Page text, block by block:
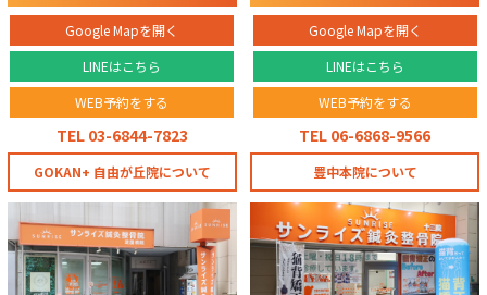
Google Mapを開く
LINEはこちら
WEB予約をする
TEL 03-6844-7823
GOKAN+ 自由が丘院について
Google Mapを開く
LINEはこちら
WEB予約をする
TEL 06-6868-9566
豊中本院について